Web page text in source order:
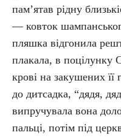
пам’ятав рідну
— ковток
пляшка відгонила
плакала, в поцілунку
крові на закушених її
до дитсадка, “дядя,
випручувала вона
пальці, потім під